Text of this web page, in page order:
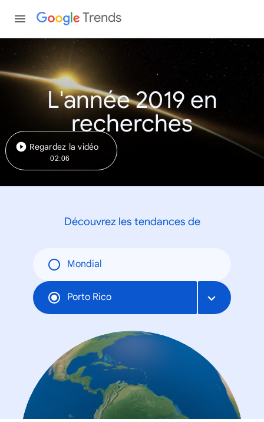
Trends
L'année 2019 en
recherches
Regardez la vidéo
02:06
Découvrez les tendances de
Mondial
Porto Rico